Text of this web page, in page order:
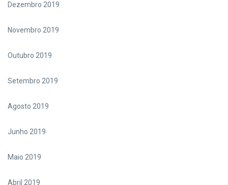
Dezembro 2019
Novembro 2019
Outubro 2019
Setembro 2019
Agosto 2019
Junho 2019
Maio 2019
Abril 2019